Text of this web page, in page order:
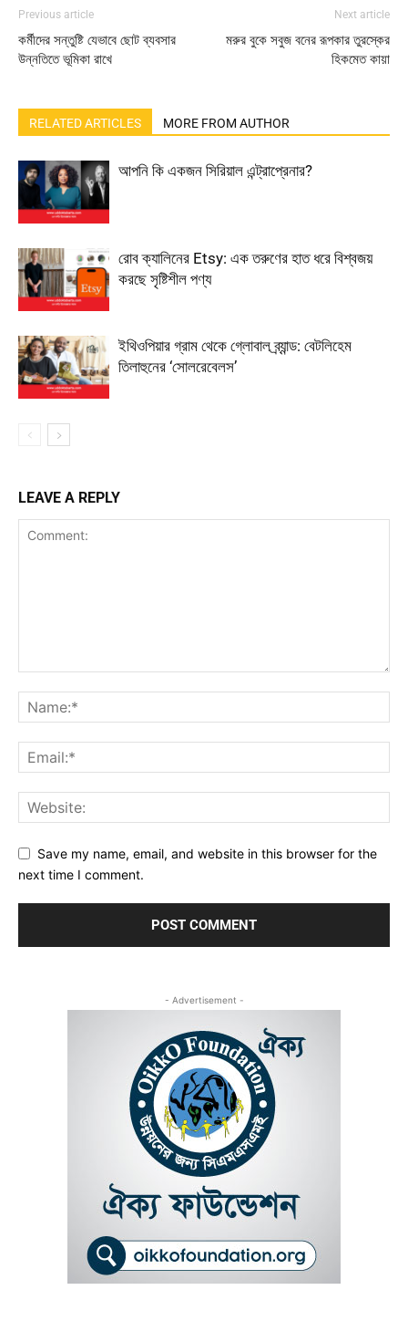
Previous article
কর্মীদের সন্তুষ্টি যেভাবে ছোট ব্যবসার
উন্নতিতে ভূমিকা রাখে
Next article
মরুর বুকে সবুজ বনের রূপকার তুরস্কের
হিকমেত কায়া
RELATED ARTICLES MORE FROM AUTHOR
আপনি কি একজন সিরিয়াল এন্ট্রাপ্রেনার?
রোব ক্যালিনের Etsy: এক তরুণের হাত ধরে বিশ্বজয়
করছে সৃষ্টিশীল পণ্য
ইথিওপিয়ার গ্রাম থেকে গ্লোবাল ব্র্যান্ড: বেটলিহেম
তিলাহুনের ‘সোলরেবেলস’
LEAVE A REPLY
Save my name, email, and website in this browser for the
next time I comment.
- Advertisement -